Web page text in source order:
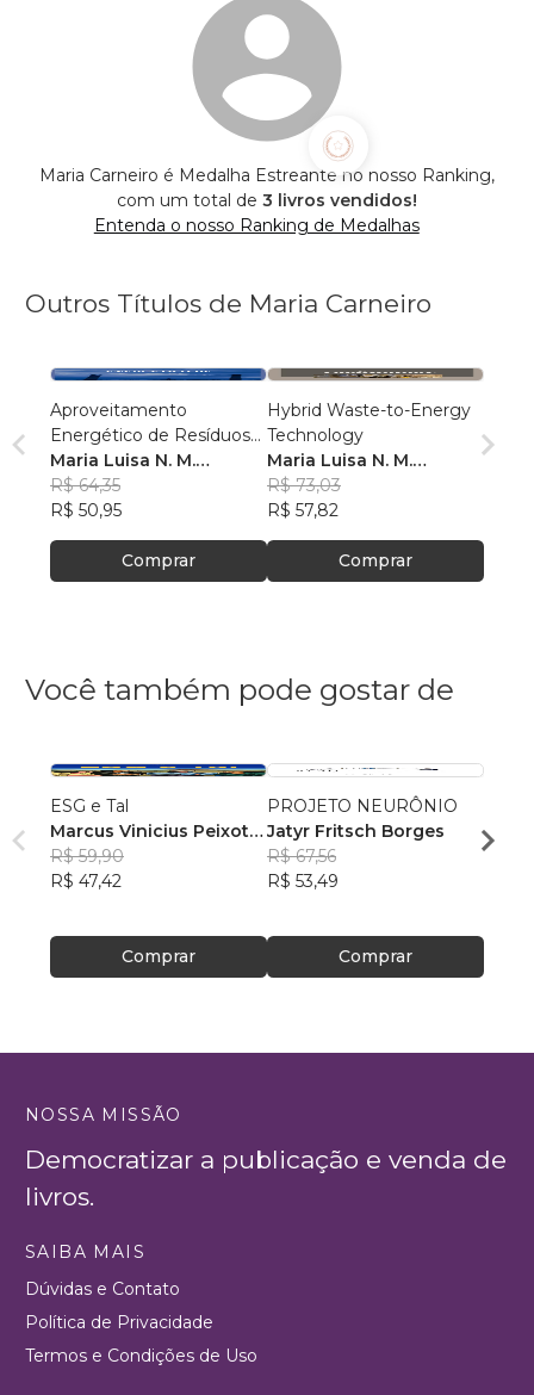
Maria Carneiro é Medalha Estreante no nosso Ranking,
com um total de 3 livros vendidos!
Entenda o nosso Ranking de Medalhas
Outros Títulos de Maria Carneiro
Aproveitamento
Energético de Resíduos
Urbanos
Maria Luisa N. M.
Carneiro
R$ 64,35
R$ 50,95
Comprar
Hybrid Waste-to-Energy
Technology
Maria Luisa N. M.
Carneiro
R$ 73,03
R$ 57,82
Comprar
Você também pode gostar de
ESG e Tal
Marcus Vinicius Peixoto
da Silva
R$ 59,90
R$ 47,42
Comprar
PROJETO NEURÔNIO
Jatyr Fritsch Borges
R$ 67,56
R$ 53,49
Comprar
R$
NOSSA MISSÃO
Democratizar a publicação e venda de
livros.
SAIBA MAIS
Dúvidas e Contato
Política de Privacidade
Termos e Condições de Uso